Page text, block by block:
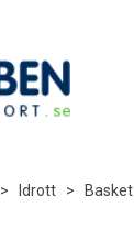
> Idrott > Basket